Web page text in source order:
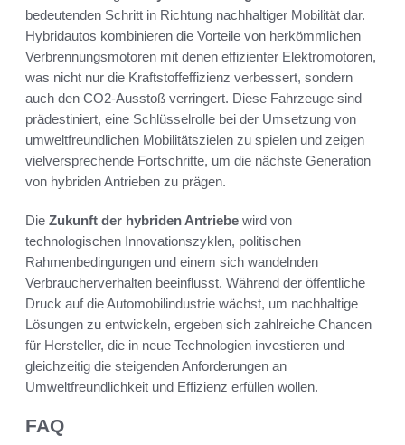
bedeutenden Schritt in Richtung nachhaltiger Mobilität dar.
Hybridautos kombinieren die Vorteile von herkömmlichen
Verbrennungsmotoren mit denen effizienter Elektromotoren,
was nicht nur die Kraftstoffeffizienz verbessert, sondern
auch den CO2-Ausstoß verringert. Diese Fahrzeuge sind
prädestiniert, eine Schlüsselrolle bei der Umsetzung von
umweltfreundlichen Mobilitätszielen zu spielen und zeigen
vielversprechende Fortschritte, um die nächste Generation
von hybriden Antrieben zu prägen.
Die Zukunft der hybriden Antriebe wird von
technologischen Innovationszyklen, politischen
Rahmenbedingungen und einem sich wandelnden
Verbraucherverhalten beeinflusst. Während der öffentliche
Druck auf die Automobilindustrie wächst, um nachhaltige
Lösungen zu entwickeln, ergeben sich zahlreiche Chancen
für Hersteller, die in neue Technologien investieren und
gleichzeitig die steigenden Anforderungen an
Umweltfreundlichkeit und Effizienz erfüllen wollen.
FAQ